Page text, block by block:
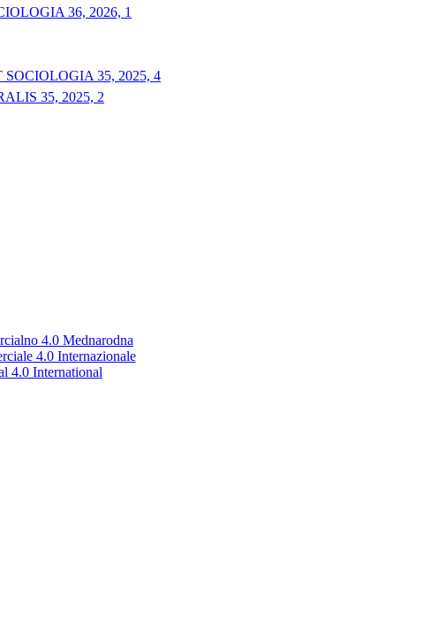
36, 2026, 1
35, 2025, 4
35, 2025, 2
4.0 Mednarodna
4.0 Internazionale
4.0 International